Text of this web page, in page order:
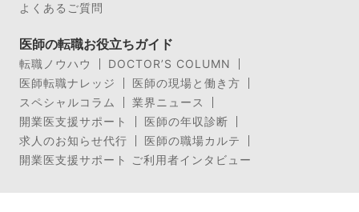
よくあるご質問
医師の転職お役立ちガイド
転職ノウハウ
DOCTOR’S COLUMN
医師転職ナレッジ
医師の現場と働き方
スペシャルコラム
業界ニュース
開業医支援サポート
医師の年収診断
求人のお知らせ代行
医師の職場カルテ
開業医支援サポート ご利用者インタビュー